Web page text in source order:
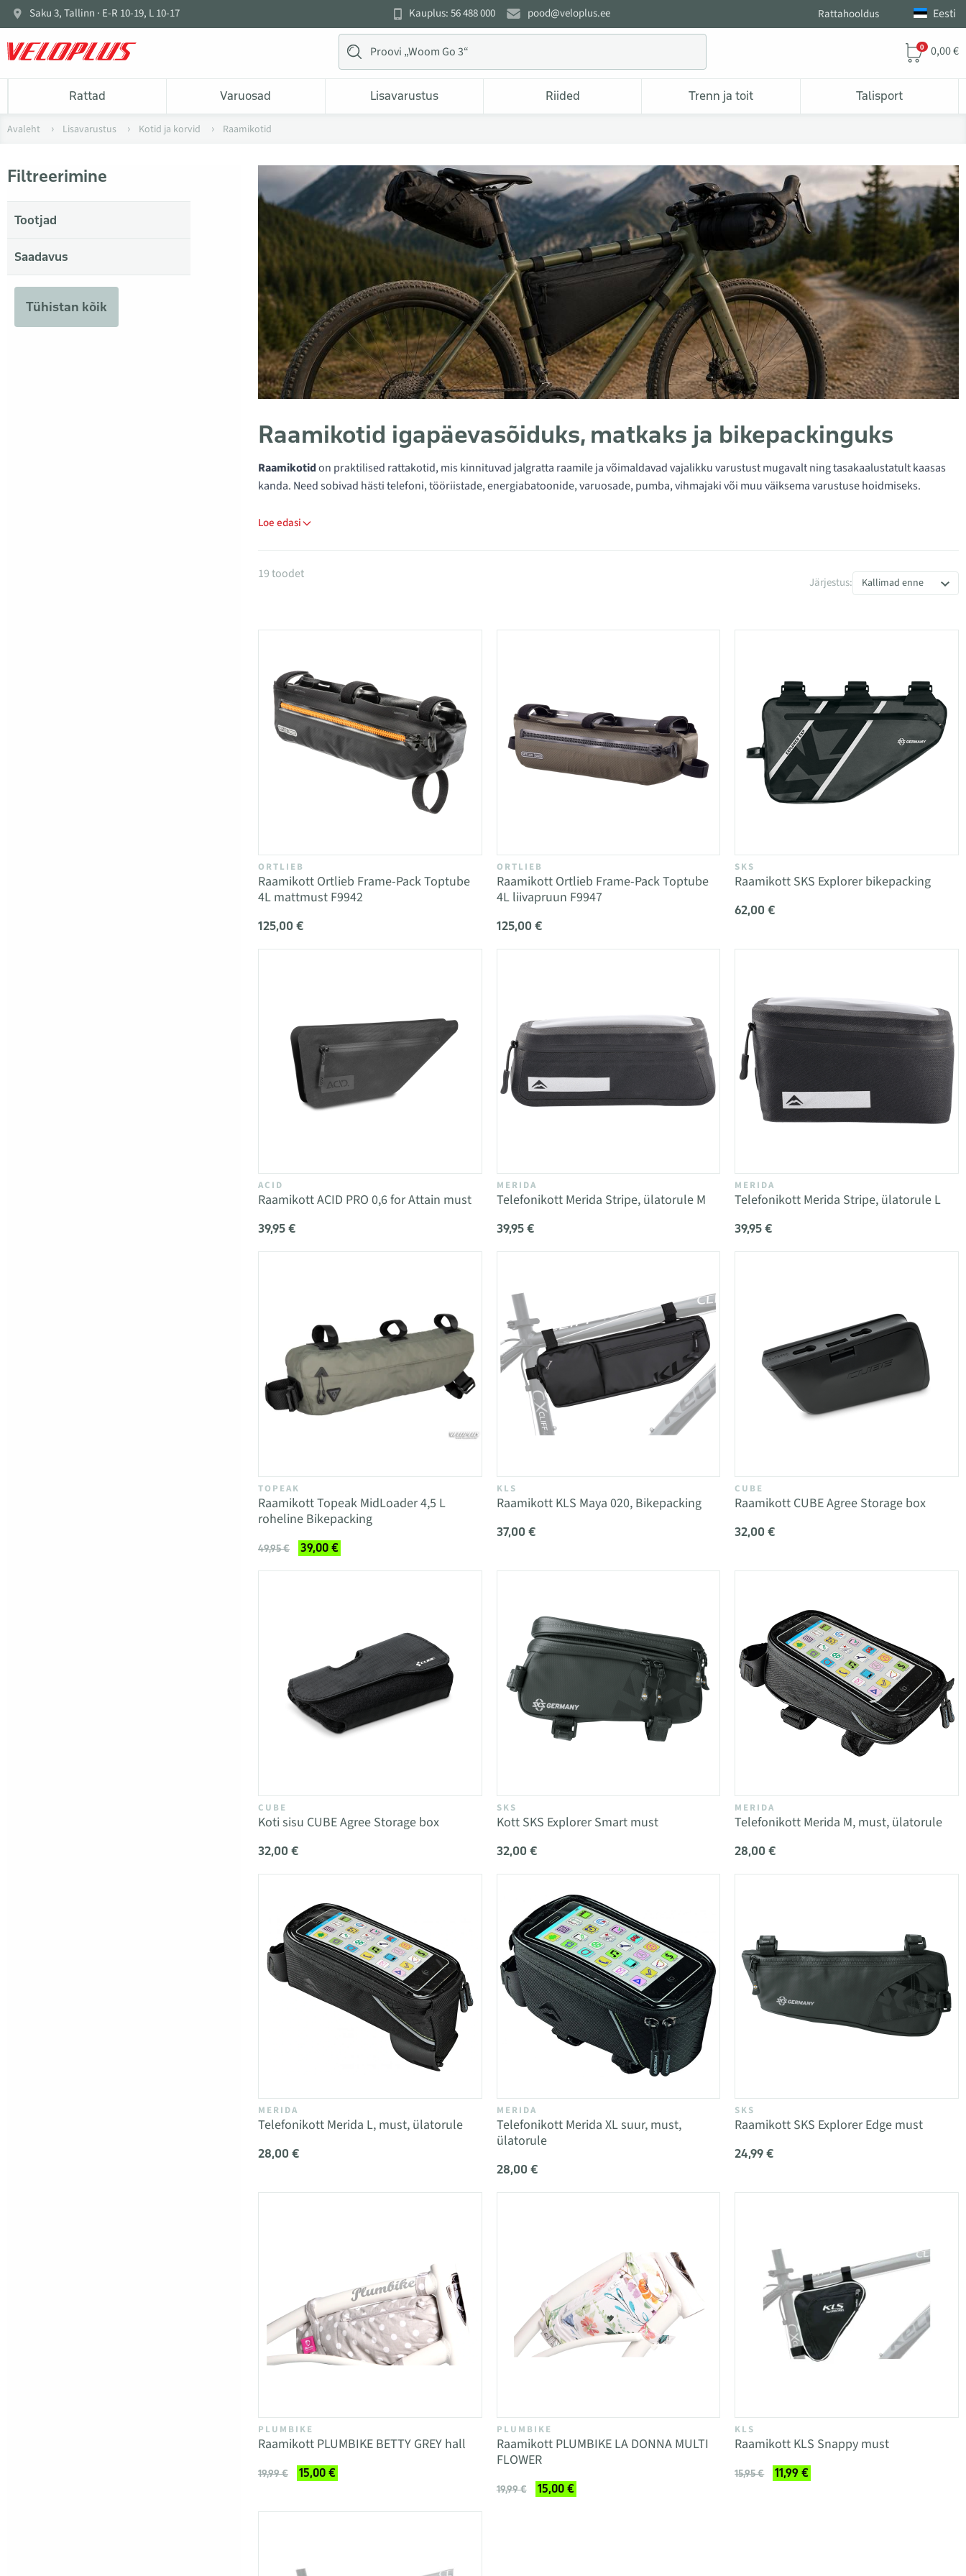
Saku 3, Tallinn · E-R 10-19, L 10-17 Kauplus: 56 488 000 pood@veloplus.ee Rattahooldus Eesti
0 0,00 €
Rattad Varuosad Lisavarustus Riided Trenn ja toit Talisport
Avaleht Lisavarustus Kotid ja korvid Raamikotid
Raamikotid igapäevasõiduks, matkaks ja bikepackinguks
Raamikotidon praktilised rattakotid, mis kinnituvad jalgratta raamile ja võimaldavad vajalikku varustust mugavalt ning tasakaalustatult kaasas
kanda. Need sobivad hästi telefoni, tööriistade, energiabatoonide, varuosade, pumba, vihmajaki või muu väiksema varustuse hoidmiseks.
Loe edasi
Filtreerimine
Tootjad
Saadavus
Tühistan kõik
Tooted kategoorias Raamikotid
19 toodet
Järjestus: Kallimad enne
ORTLIEB
Raamikott Ortlieb Frame-Pack Toptube
4L mattmust F9942
125,00 €
ORTLIEB
Raamikott Ortlieb Frame-Pack Toptube
4L liivapruun F9947
125,00 €
SKS
Raamikott SKS Explorer bikepacking
62,00 €
ACID
Raamikott ACID PRO 0,6 for Attain must
39,95 €
MERIDA
Telefonikott Merida Stripe, ülatorule M
39,95 €
MERIDA
Telefonikott Merida Stripe, ülatorule L
39,95 €
TOPEAK
Raamikott Topeak MidLoader 4,5 L
roheline Bikepacking
49,95 € 39,00 €
KLS
Raamikott KLS Maya 020, Bikepacking
37,00 €
CUBE
Raamikott CUBE Agree Storage box
32,00 €
CUBE
Koti sisu CUBE Agree Storage box
32,00 €
SKS
Kott SKS Explorer Smart must
32,00 €
MERIDA
Telefonikott Merida M, must, ülatorule
28,00 €
MERIDA
Telefonikott Merida L, must, ülatorule
28,00 €
MERIDA
Telefonikott Merida XL suur, must,
ülatorule
28,00 €
SKS
Raamikott SKS Explorer Edge must
24,99 €
PLUMBIKE
Raamikott PLUMBIKE BETTY GREY hall
19,99 € 15,00 €
PLUMBIKE
Raamikott PLUMBIKE LA DONNA MULTI
FLOWER
19,99 € 15,00 €
KLS
Raamikott KLS Snappy must
15,95 € 11,99 €